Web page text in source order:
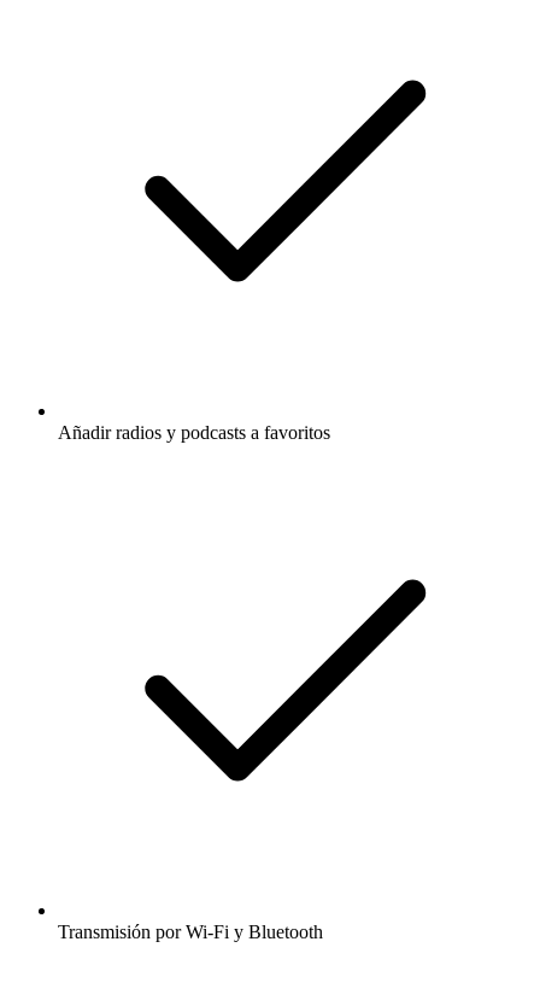
Añadir radios y podcasts a favoritos
Transmisión por Wi-Fi y Bluetooth